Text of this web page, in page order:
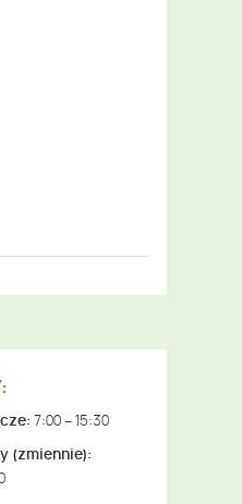
7:00 – 15:30
(zmiennie):